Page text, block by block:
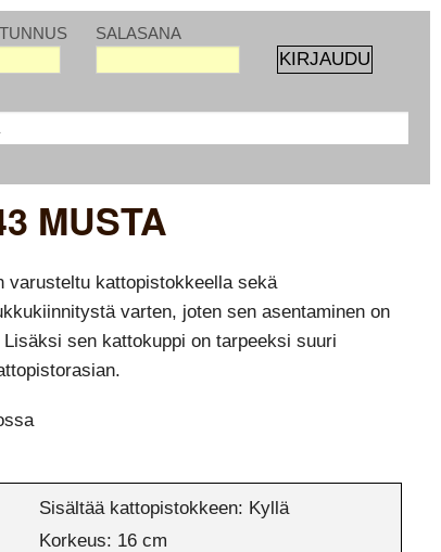
SALASANA
MUSTA
varusteltu kattopistokkeella sekä
varten, joten sen asentaminen on
Lisäksi sen kattokuppi on tarpeeksi suuri
Sisältää kattopistokkeen: Kyllä
Korkeus: 16 cm